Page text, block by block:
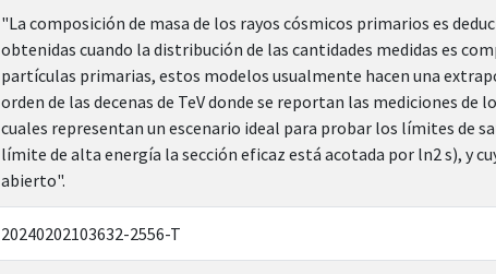
"La composición de masa de los rayos cósmicos primarios es
obtenidas cuando la distribución de las cantidades medidas es
partículas primarias, estos modelos usualmente hacen una
orden de las decenas de TeV donde se reportan las mediciones
cuales representan un escenario ideal para probar los límites de
límite de alta energía la sección eficaz está acotada por ln2 s), y
abierto".
20240202103632-2556-T